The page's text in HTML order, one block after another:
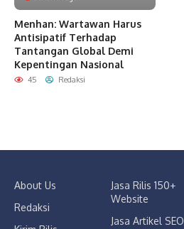
Menhan: Wartawan Harus
Antisipatif Terhadap
Tantangan Global Demi
Kepentingan Nasional
45 Redaksi
About Us
Redaksi
Jasa Rilis 150+
Website
Jasa Artikel SEO